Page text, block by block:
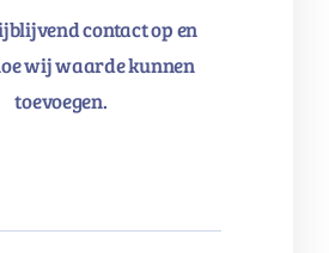
contact op en
wij waarde kunnen
toevoegen.